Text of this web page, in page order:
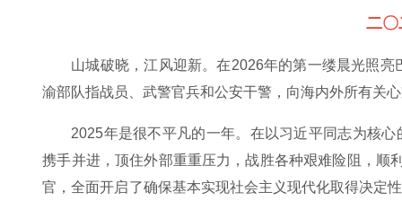
二〇
山城破晓，江风迎新。在2026年的第一缕晨光照
渝部队指战员、武警官兵和公安干警，向海内外所有关
2025年是很不平凡的一年。在以习近平同志为核
携手并进，顶住外部重重压力，战胜各种艰难险阻，顺
官，全面开启了确保基本实现社会主义现代化取得决定